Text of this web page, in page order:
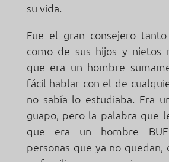
su vida.
Fue el gran consejero
como de sus hijos y nietos
que era un hombre
fácil hablar con el de
no sabía lo estudiaba. Era
guapo, pero la palabra que
que era un hombre
personas que ya no quedan,